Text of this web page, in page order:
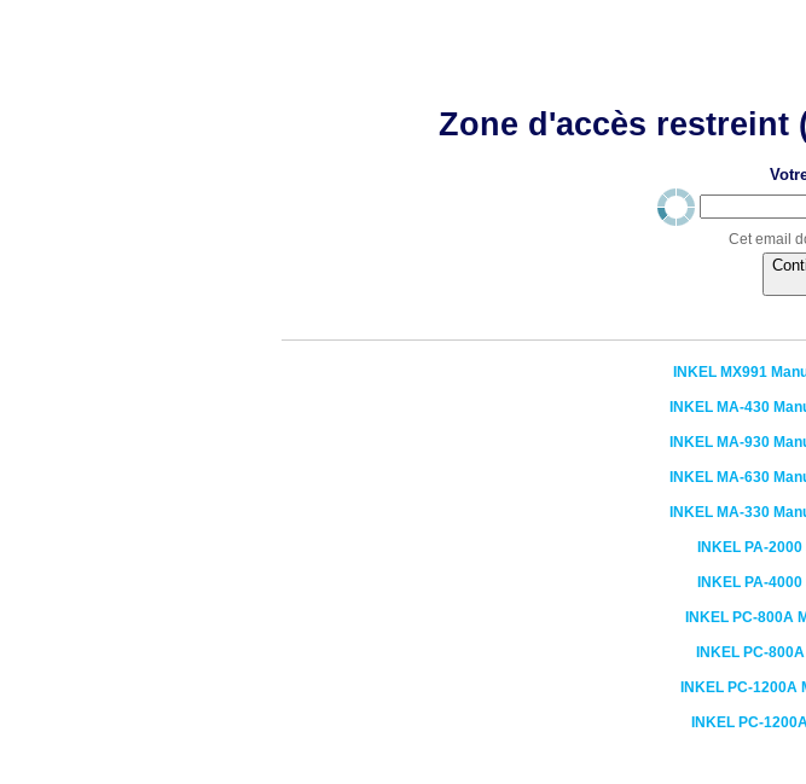
Zone d'accès
Cet email
INKEL MX991
INKEL MA-430
INKEL MA-930
INKEL MA-630
INKEL MA-330
INKEL PA-2000
INKEL PA-4000
INKEL PC-800A
INKEL PC-800A
INKEL PC-1200A
INKEL PC-